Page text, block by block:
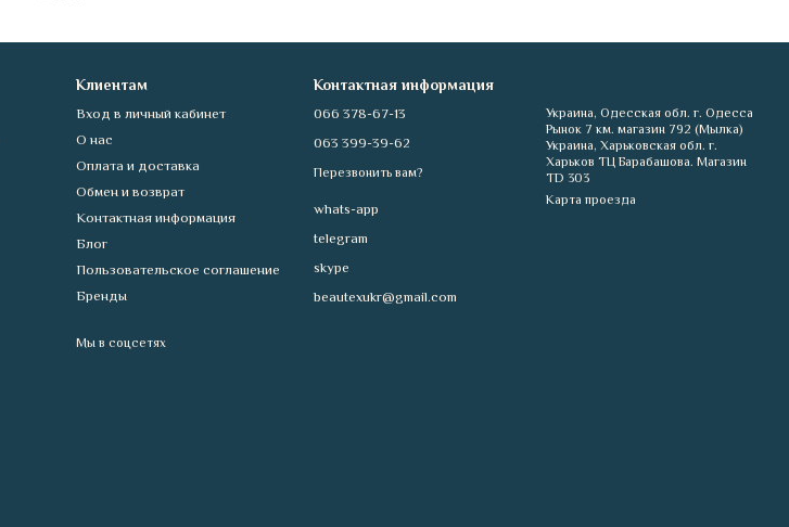
Клиентам
Вход в личный кабинет
О нас
Оплата и доставка
Обмен и возврат
Контактная информация
Блог
Пользовательское соглашение
Бренды
Мы в соцсетях
Контактная информация
066 378-67-13
063 399-39-62
Перезвонить вам?
whats-app
telegram
skype
beautexukr@gmail.com
Украина, Одесская обл. г. Одесса
Рынок 7 км. магазин 792 (Мылка)
Украина, Харьковская обл. г.
Харьков ТЦ Барабашова. Магазин
TD 303
Карта проезда